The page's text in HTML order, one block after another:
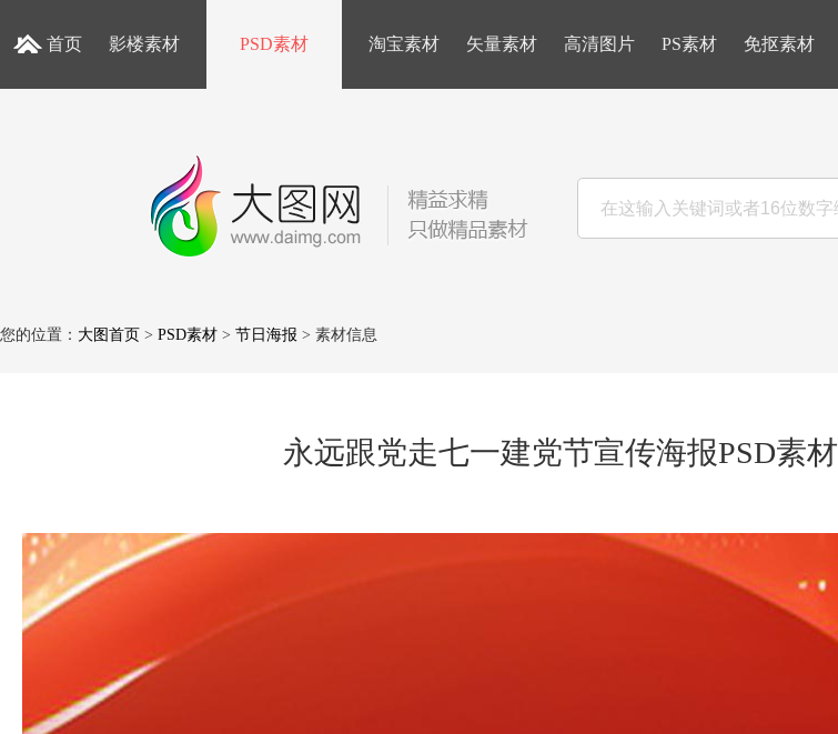
首页 影楼素材 PSD素材 淘宝素材 矢量素材 高清图片 PS素材 免抠素材
您的位置： 大图首页 > PSD素材 > 节日海报 > 素材信息
永远跟党走七一建党节宣传海报PSD素材